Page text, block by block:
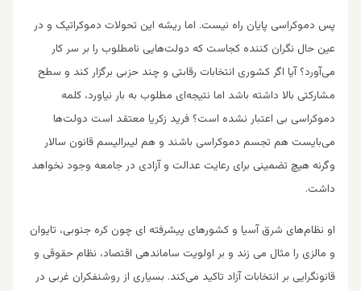
پس دموکراسی پایان راه نیست. اما ریشه این تحولا‌ت دموکراتیک و در
عین حال نگران کننده کجاست که دولت‌هایی نامطلوب را بر سر کار
می‌آورد؟ آیا اگر کشوری انتخابات رقابتی و چند حزبی برگزار کند و سطح
مشارکتی بالا‌ داشته باشد اما نتیجه‌ای مطلوب به بار نیاورد، کلمه
دموکراسی بی اعتبار نشده است؟ فرید زکریا معتقد است دولت‌ها
می‌بایست هم تجسم دموکراسی باشند و هم لیبرالیسم قانون سالا‌ر
وگرنه هیچ تضمینی برای رعایت عدالت و آزادی در جامعه وجود نخواهد
داشت.
او نظام‌های شرق آسیا و کشورهای پیشرفته ‌ای چون کره جنوبی، تایوان
و مالزی را مثال می‌ زند و بر اولویت ساماندهی اقتصاد، نظام حقوقی و
قانونگرایی بر انتخابات آزاد تاکید می‌کند. بسیاری از روشنفکران غربی در